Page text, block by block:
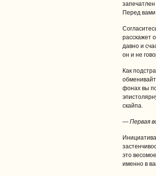
Перед
расскажет
давно и
он и не
Как
фонах вы
скайпа.
— Первая
это
именно в